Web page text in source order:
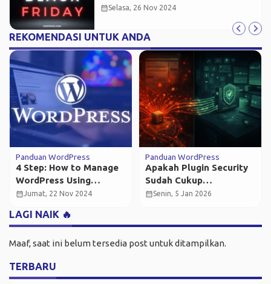
Savings)
calendar_monthSelasa, 26 Nov 2024
REKOMENDASI UNTUK ANDA
Panduan WordPress
4 Step: How to Manage
WordPress Using
Jetpack
calendar_monthJumat, 22 Nov 2024
Panduan WordPress
Apakah Plugin Security
Sudah Cukup
Mengamankan
calendar_monthSenin, 5 Jan 2026
LAGI NAIK 🔥
Maaf, saat ini belum tersedia post untuk ditampilkan.
TERBARU